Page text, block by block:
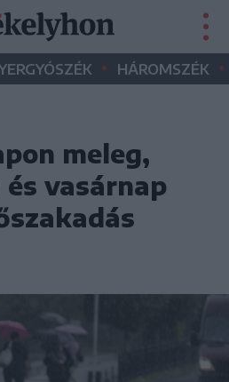
• HÁROMSZÉK •
meleg,
vasárnap